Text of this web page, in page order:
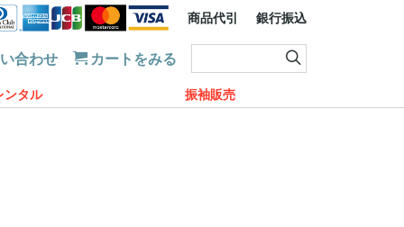
商品代引 銀行振込
合わせ カートをみる
ンタル 振袖販売